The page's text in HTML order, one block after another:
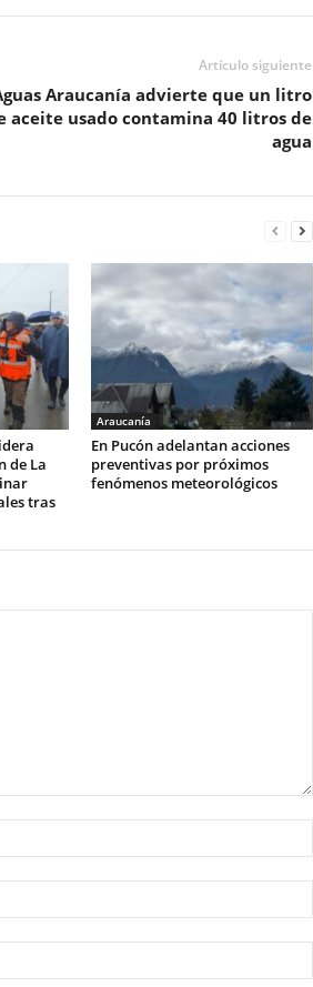
Artículo siguiente
Araucanía advierte que un litro
aceite usado contamina 40 litros de
agua
de La
tras
Araucanía
En Pucón adelantan acciones
preventivas por próximos
fenómenos meteorológicos